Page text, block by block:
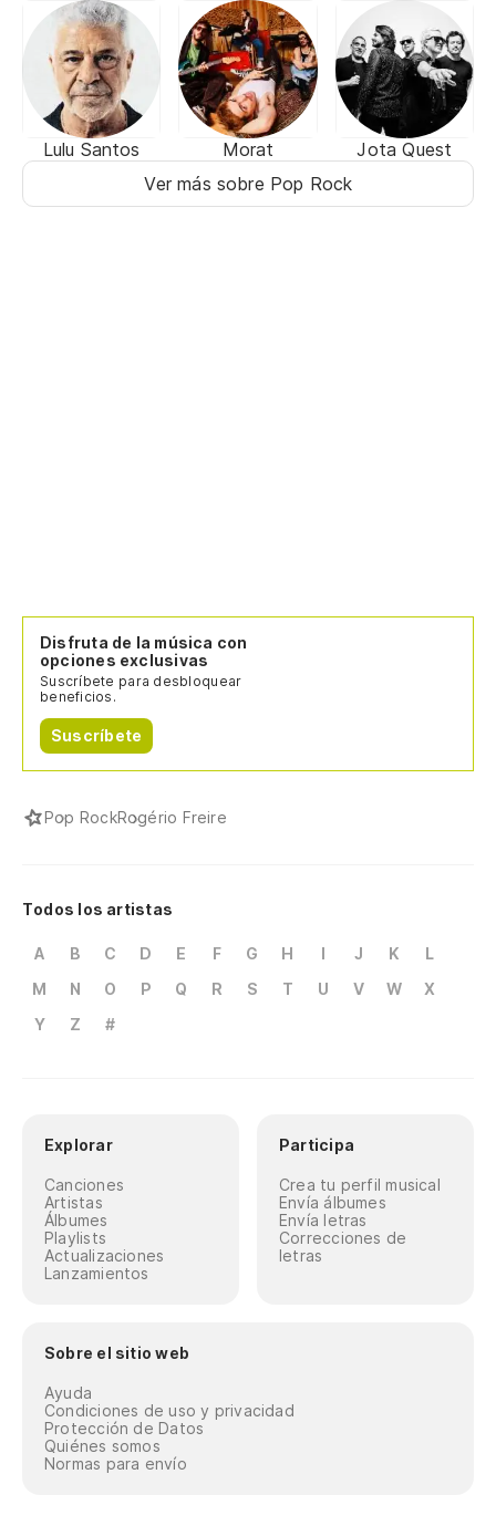
Lulu Santos Morat
Jota Quest
Ver más sobre Pop Rock
Disfruta de la música con
opciones exclusivas
Suscríbete para desbloquear
beneficios.
Suscríbete
Pop RockRogério Freire
Todos los artistas
A B C D E F G H I J K
L
M
N O P Q R S T U V W
X
Y
Z #
Explorar
Canciones
Artistas
Álbumes
Playlists
Actualizaciones
Lanzamientos
Participa
Crea tu perfil musical
Envía álbumes
Envía letras
Correcciones de
letras
Sobre el sitio web
Ayuda
Condiciones de uso y privacidad
Protección de Datos
Quiénes somos
Normas para envío